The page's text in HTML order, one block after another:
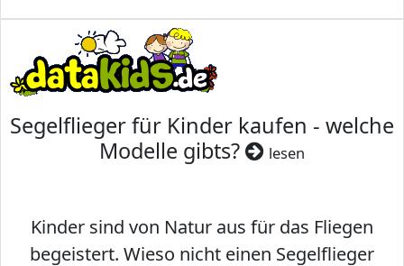
Segelflieger für Kinder kaufen - welche
Modelle gibts?
lesen
Kinder sind von Natur aus für das Fliegen
begeistert. Wieso nicht einen Segelflieger